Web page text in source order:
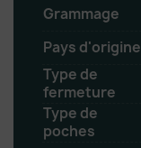
Grammage
Pays d'origine
Type de
fermeture
Type de
poches